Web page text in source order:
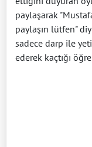
paylaşarak
paylaşın lütfen"
sadece darp ile
ederek kaçtığı